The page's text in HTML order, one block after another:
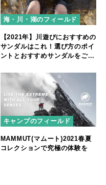
海・川・湖のフィールド
【2021年】川遊びにおすすめの
サンダルはこれ！選び方のポイ
ントとおすすめサンダルをご紹
キャンプのフィールド
MAMMUT(マムート)2021春夏
コレクションで究極の体験を